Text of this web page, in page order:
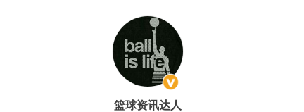
篮球资讯达人